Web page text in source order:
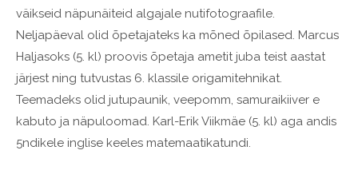
väikseid näpunäiteid algajale nutifotograafile.
Neljapäeval olid õpetajateks ka mõned õpilased. Marcus
Haljasoks (5. kl) proovis õpetaja ametit juba teist aastat
järjest ning tutvustas 6. klassile origamitehnikat.
Teemadeks olid jutupaunik, veepomm, samuraikiiver e
kabuto ja näpuloomad. Karl-Erik Viikmäe (5. kl) aga andis
5ndikele inglise keeles matemaatikatundi.